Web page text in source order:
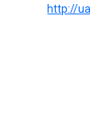
http://